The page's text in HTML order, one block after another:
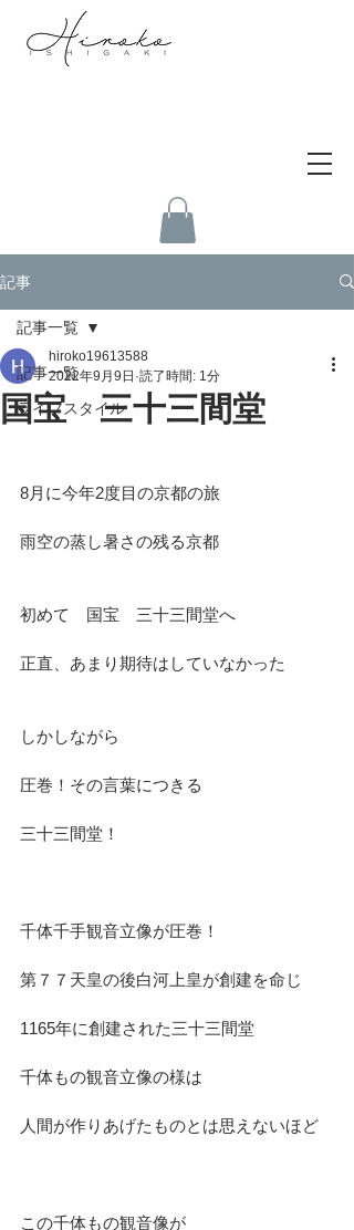
記事
記事一覧
ライフスタイル
記事一覧
国宝 三十三間堂
hiroko19613588
2022年9月9日 読了時間: 1分
8月に今年2度目の京都の旅
雨空の蒸し暑さの残る京都
初めて　国宝　三十三間堂へ
正直、あまり期待はしていなかった
しかしながら
圧巻！その言葉につきる
三十三間堂！
千体千手観音立像が圧巻！
第７７天皇の後白河上皇が創建を命じ
1165年に創建された三十三間堂
千体もの観音立像の様は
人間が作りあげたものとは思えないほど
この千体もの観音像が